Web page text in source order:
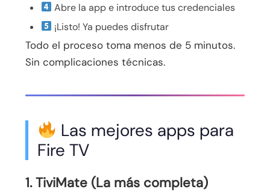
Abre la app e introduce tus credenciales
¡Listo! Ya puedes disfrutar
Todo el proceso toma menos de 5 minutos.
Sin complicaciones técnicas.
Las mejores apps para
Fire TV
1. TiviMate (La más completa)